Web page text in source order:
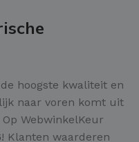
hoogste kwaliteit en
naar voren komt uit
WebwinkelKeur
! Klanten waarderen